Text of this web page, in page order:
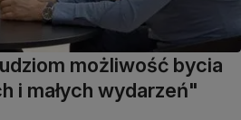
możliwość bycia
i małych wydarzeń"